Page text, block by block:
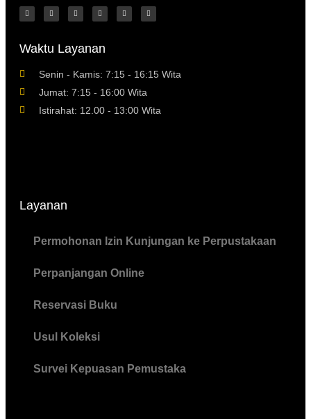
Waktu Layanan
Senin - Kamis: 7:15 - 16:15 Wita
Jumat: 7:15 - 16:00 Wita
Istirahat: 12.00 - 13:00 Wita
Layanan
Permohonan Izin Kunjungan ke Perpustakaan
Perpanjangan Online
Reservasi Buku
Usul Koleksi
Survei Kepuasan Pemustaka